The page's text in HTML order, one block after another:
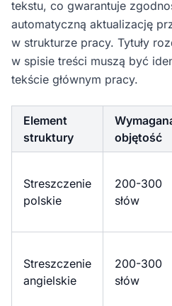
tekstu, co gwarantuje
automatyczną aktualizację
w strukturze pracy. Tytuły
w spisie treści muszą być
tekście głównym pracy.
Element
struktury
objętość
Streszczenie
polskie
200-300
słów
Streszczenie
angielskie
200-300
słów